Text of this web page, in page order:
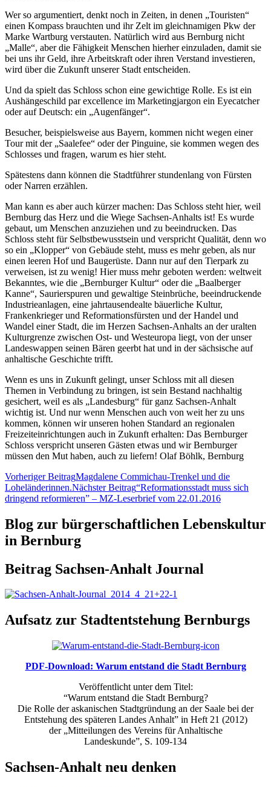
Wer so argumentiert, denkt noch in Zeiten, in denen „Touristen“
einen Kompass brauchten und ihr Zelt im gleichnamigen Pkw der
Marke Wartburg verstauten. Natürlich wird aus Bernburg nicht
„Malle“, aber die Fähigkeit Menschen hierher einzuladen, damit sie
bei uns ihr Geld, ihre Arbeitskraft oder ihren Verstand investieren,
wird über die Zukunft unserer Stadt entscheiden.
Und da spielt das Schloss schon eine gewichtige Rolle. Es ist ein
Aushängeschild par excellence im Marketingjargon ein Eyecatcher
oder auf Deutsch: ein „Augenfänger“.
Besucher, beispielsweise aus Bayern, kommen nicht wegen einer
Tour mit der „Saalefee“ oder der Pinguine, sie kommen wegen des
Schlosses und fragen, warum es hier steht.
Spätestens dann können die Stadtführer stundenlang von Fürsten
oder Narren erzählen.
Man kann es aber auch kürzer machen: Das Schloss steht hier, weil
Bernburg das Herz und die Wiege Sachsen-Anhalts ist! Es wurde
gebaut, um Menschen anzuziehen und zu beeindrucken. Das
Schloss steht für Selbstbewusstsein und verspricht Qualität, denn wo
so ein „Klopper“ von Gebäude steht, muss es mehr geben, als nur
einen leeren Hof und Baugerüste. Dann nur auf den Tierpark zu
verweisen, ist zu wenig! Hier muss mehr geboten werden: weltweit
Bekanntes, wie die „Bernburger Kultur“ oder die „Baalberger
Kanne“, Saurierspuren und gewaltige Steinbrüche, beeindruckende
Industrieanlagen, eine jahrtausendealte bäuerliche Kultur,
Frankenkrieger und Reformationsfürsten und der Handel und
Wandel einer Stadt, die im Herzen Sachsen-Anhalts an der uralten
Kulturgrenze zwischen Ost- und Westeuropa liegt, von der unser
Landeswappen seinen Bären geerbt hat und in der sächsische auf
anhaltische Geschichte trifft.
Wenn es uns in Zukunft gelingt, unser Schloss mit all diesen
Themen in Verbindung zu bringen, ist sein Bestand nachhaltig
gesichert, weil es als „Landesburg“ für ganz Sachsen-Anhalt
wichtig ist. Und nur wenn Menschen auch von weit her zu uns
kommen, können wir unseren hohen Standard an regionalen
Freizeiteinrichtungen auch in Zukunft erhalten: Das Bernburger
Schloss verspricht unseren Gästen etwas und wir Bernburger
müssen den Mut haben, auch zu liefern! Olaf Böhlk, Bernburg
Beitragsnavigation
Vorheriger BeitragMagdalene Commichau-Trenkel und die
Loheländerinnen.Nächster Beitrag“Reformationsstadt muss sich
dringend reformieren” – MZ-Leserbrief vom 22.01.2016
Blog zur bürgerschaftlichen Lebenskultur
in Bernburg
Beitrag Sachsen-Anhalt Journal
Aufsatz zur Stadtentstehung Bernburgs
PDF-Download: Warum entstand die Stadt Bernburg
Veröffentlicht unter dem Titel:
“Warum entstand die Stadt Bernburg?
Die Rolle der askanischen Stadtgründung an der Saale bei der
Entstehung des späteren Landes Anhalt” in Heft 21 (2012)
der „Mitteilungen des Vereins für Anhaltische
Landeskunde”, S. 109-134
Sachsen-Anhalt neu denken